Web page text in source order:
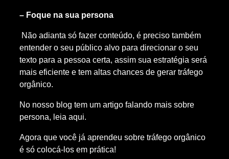
– Foque na sua persona
Não adianta só fazer conteúdo, é preciso também
entender o seu público alvo para direcionar o seu
texto para a pessoa certa, assim sua estratégia será
mais eficiente e tem altas chances de gerar tráfego
orgânico.
No nosso blog tem um artigo falando mais sobre
persona, leia aqui.
Agora que você já aprendeu sobre tráfego orgânico
é só colocá-los em prática!